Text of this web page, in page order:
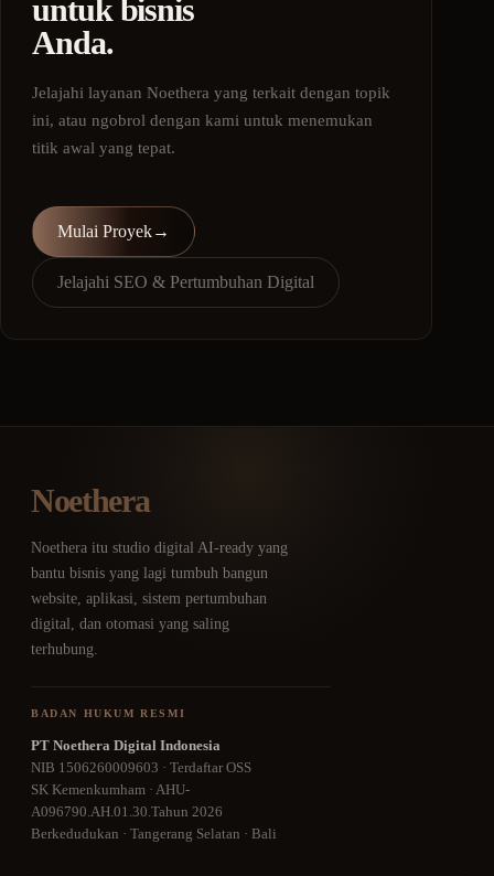
untuk bisnis
Anda.
Jelajahi layanan Noethera yang terkait dengan topik
ini, atau ngobrol dengan kami untuk menemukan
titik awal yang tepat.
Mulai Proyek→
Jelajahi SEO & Pertumbuhan Digital
Noethera
Noethera itu studio digital AI-ready yang
bantu bisnis yang lagi tumbuh bangun
website, aplikasi, sistem pertumbuhan
digital, dan otomasi yang saling
terhubung.
BADAN HUKUM RESMI
PT Noethera Digital Indonesia
NIB 1506260009603 · Terdaftar OSS
SK Kemenkumham · AHU-
A096790.AH.01.30.Tahun 2026
Berkedudukan · Tangerang Selatan · Bali